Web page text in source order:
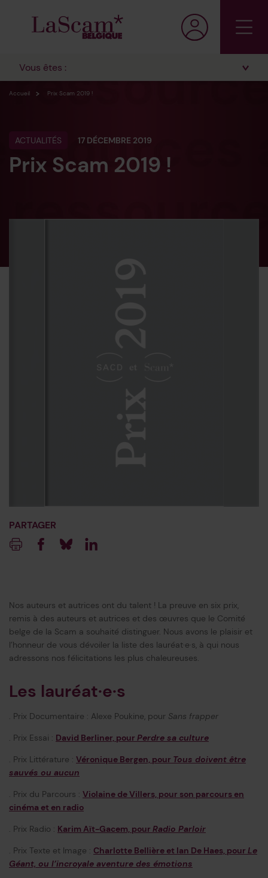
Vous êtes :
Accueil Prix Scam 2019 !
ACTUALITÉS 17 DÉCEMBRE 2019
Prix Scam 2019 !
PARTAGER
Nos auteurs et autrices ont du talent ! La preuve en six prix,
remis à des auteurs et autrices et des œuvres que le Comité
belge de la Scam a souhaité distinguer. Nous avons le plaisir et
l’honneur de vous dévoiler la liste des lauréat·e·s, à qui nous
adressons nos félicitations les plus chaleureuses.
Les lauréat·e·s
. Prix Documentaire : Alexe Poukine, pour Sans frapper
. Prix Essai : David Berliner, pour Perdre sa culture
. Prix Littérature : Véronique Bergen, pour Tous doivent être
sauvés ou aucun
. Prix du Parcours : Violaine de Villers, pour son parcours en
cinéma et en radio
. Prix Radio : Karim Aït-Gacem, pour Radio Parloir
. Prix Texte et Image : Charlotte Bellière et Ian De Haes, pour Le
Géant, ou l’incroyale aventure des émotions